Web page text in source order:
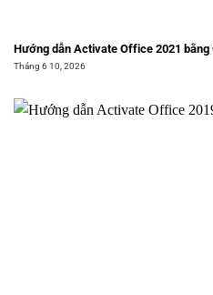
Hướng dẫn Activate Office 2021 bằng
Tháng 6 10, 2026